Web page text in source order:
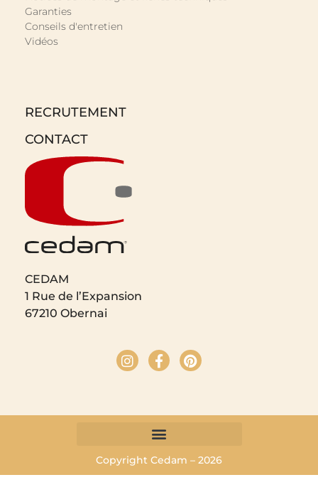
Garanties
Conseils d'entretien
Vidéos
RECRUTEMENT
CONTACT
CEDAM
1 Rue de l’Expansion
67210 Obernai
Copyright Cedam – 2026